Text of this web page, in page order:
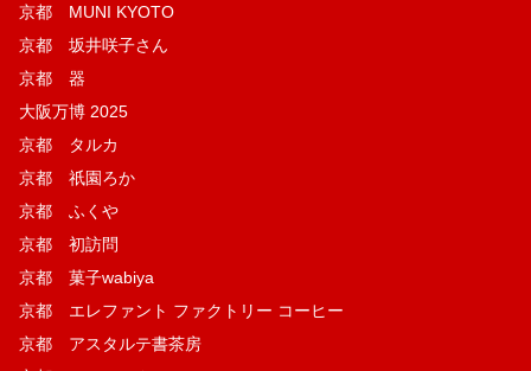
京都 MUNI KYOTO
京都 坂井咲子さん
京都 器
大阪万博 2025
京都 タルカ
京都 祇園ろか
京都 ふくや
京都 初訪問
京都 菓子wabiya
京都 エレファント ファクトリー コーヒー
京都 アスタルテ書茶房